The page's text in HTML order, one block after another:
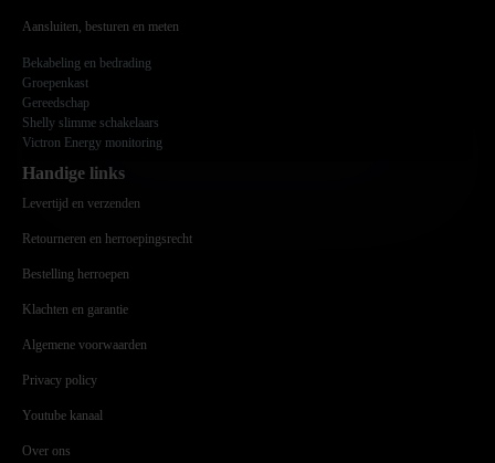
Aansluiten, besturen en meten
Bekabeling en bedrading
Groepenkast
Gereedschap
Shelly slimme schakelaars
Victron Energy monitoring
Handige links
Levertijd en verzenden
Retourneren en herroepingsrecht
Bestelling herroepen
Klachten en garantie
Algemene voorwaarden
Privacy policy
Youtube kanaal
Over ons